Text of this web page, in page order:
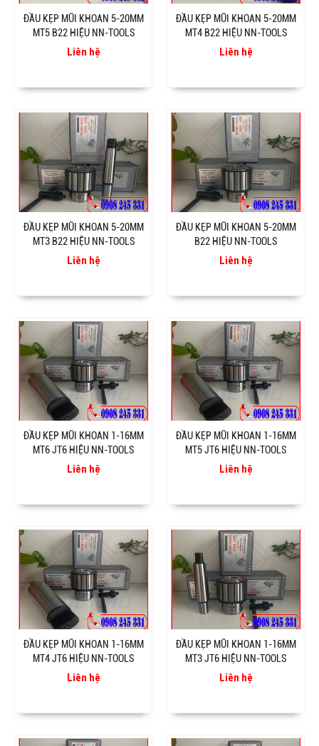
ĐẦU KẸP MŨI KHOAN 5-20MM
MT5 B22 HIỆU NN-TOOLS
Liên hệ
ĐẦU KẸP MŨI KHOAN 5-20MM
MT4 B22 HIỆU NN-TOOLS
Liên hệ
ĐẦU KẸP MŨI KHOAN 5-20MM
MT3 B22 HIỆU NN-TOOLS
Liên hệ
ĐẦU KẸP MŨI KHOAN 5-20MM
B22 HIỆU NN-TOOLS
Liên hệ
ĐẦU KẸP MŨI KHOAN 1-16MM
MT6 JT6 HIỆU NN-TOOLS
Liên hệ
ĐẦU KẸP MŨI KHOAN 1-16MM
MT5 JT6 HIỆU NN-TOOLS
Liên hệ
ĐẦU KẸP MŨI KHOAN 1-16MM
MT4 JT6 HIỆU NN-TOOLS
Liên hệ
ĐẦU KẸP MŨI KHOAN 1-16MM
MT3 JT6 HIỆU NN-TOOLS
Liên hệ